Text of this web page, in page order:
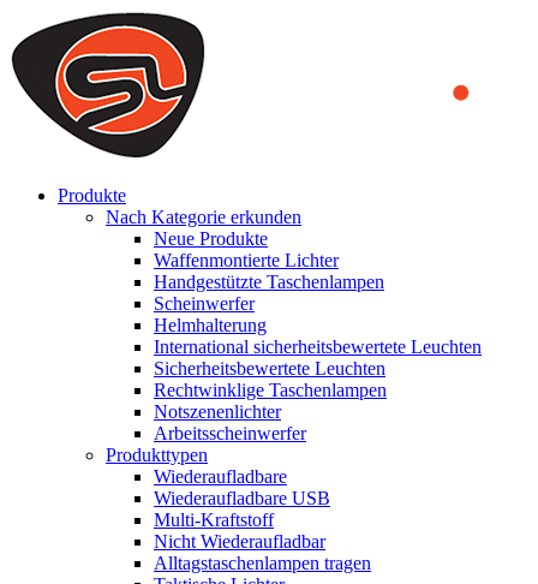
We use cookies to ensure that we provide you the best experience
on our website. By continuing to browse this website, you accept
that cookies are used to help us analyze how the website is used and
to offer you a better experience. To learn more or to find out how
you can disable cookies, you can access our
Produkte
Nach Kategorie erkunden
Neue Produkte
Waffenmontierte Lichter
Handgestützte Taschenlampen
Scheinwerfer
Helmhalterung
International sicherheitsbewertete Leuchten
Sicherheitsbewertete Leuchten
Rechtwinklige Taschenlampen
Notszenenlichter
Arbeitsscheinwerfer
Produkttypen
Wiederaufladbare
Wiederaufladbare USB
Multi-Kraftstoff
Nicht Wiederaufladbar
Alltagstaschenlampen tragen